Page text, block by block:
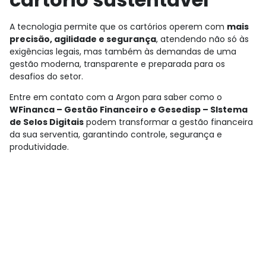
A tecnologia permite que os cartórios operem com mais
precisão, agilidade e segurança, atendendo não só às
exigências legais, mas também às demandas de uma
gestão moderna, transparente e preparada para os
desafios do setor.
Entre em contato com a Argon para saber como o
WFinanca – Gestão Financeiro e Gesedisp – SIstema
de Selos Digitais podem transformar a gestão financeira
da sua serventia, garantindo controle, segurança e
produtividade.